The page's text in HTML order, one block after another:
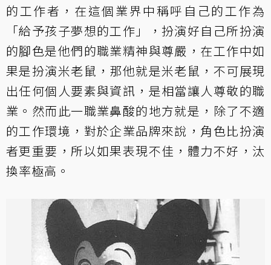
的工作者，在這個業界中稱呼自己的工作為
「給予孩子夢想的工作」，扮演好自己所扮演
的腳色是他們的職業精神與尊嚴，在工作中如
果是扮演米老鼠，那他就是米老鼠，不可展現
出任何個人要素與資訊，是相當讓人尊敬的職
業。然而此一職業鼻酸的地方就是，除了不適
的工作環境，對於企業品牌來說，角色比扮演
者更重要，所以如果表現不佳，體力不好，汰
換率極高。